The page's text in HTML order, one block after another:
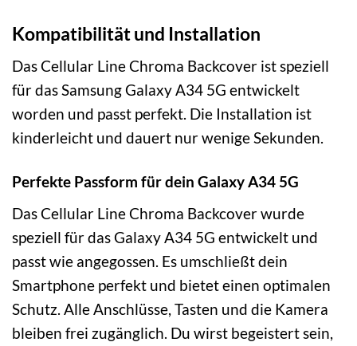
Kompatibilität und Installation
Das Cellular Line Chroma Backcover ist speziell
für das Samsung Galaxy A34 5G entwickelt
worden und passt perfekt. Die Installation ist
kinderleicht und dauert nur wenige Sekunden.
Perfekte Passform für dein Galaxy A34 5G
Das Cellular Line Chroma Backcover wurde
speziell für das Galaxy A34 5G entwickelt und
passt wie angegossen. Es umschließt dein
Smartphone perfekt und bietet einen optimalen
Schutz. Alle Anschlüsse, Tasten und die Kamera
bleiben frei zugänglich. Du wirst begeistert sein,